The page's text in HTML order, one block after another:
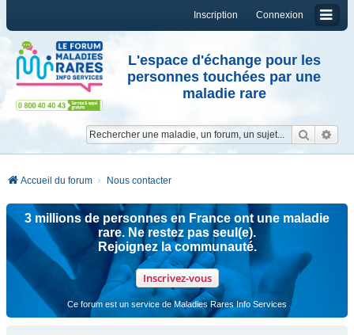
Connexion
Inscription
L'espace d'échange pour les
personnes touchées par une
maladie rare
Accueil du forum Nous contacter
3 millions de personnes en France ont une maladie
rare. Ne restez pas seul(e).
Rejoignez la communauté.
Inscrivez-vous
Ce forum est un service de Maladies Rares Info Services